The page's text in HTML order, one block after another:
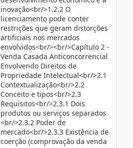
inovação<br/>1.2.2 O
licenciamento pode conter
restrições que geram distorções
artificiais nos mercados
envolvidos<br/><br/>Capítulo 2 -
Venda Casada Anticoncorrencial
Envolvendo Direitos de
Propriedade Intelectual<br/>2.1
Contextualização<br/>2.2
Conceito e tipos<br/>2.3
Requisitos<br/>2.3.1 Dois
produtos ou serviços separados
<br/>2.3.2 Poder de
mercado<br/>2.3.3 Existência de
coerção (comprovação da venda